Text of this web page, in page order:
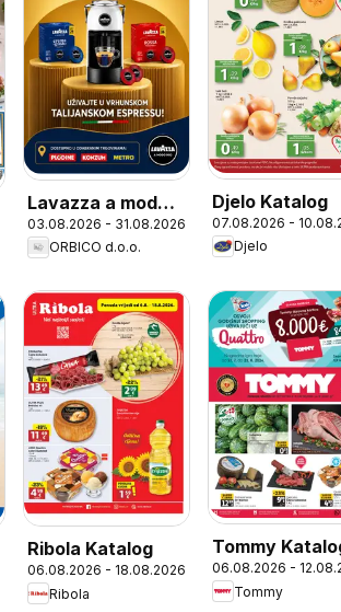
Lavazza a modo
mio
03.08.2026 - 31.08.2026
ORBICO d.o.o.
Djelo Katalog
07.08.2026 -
Djelo
Ribola Katalog
06.08.2026 - 18.08.2026
Ribola
Tommy
06.08.2026 -
Tommy